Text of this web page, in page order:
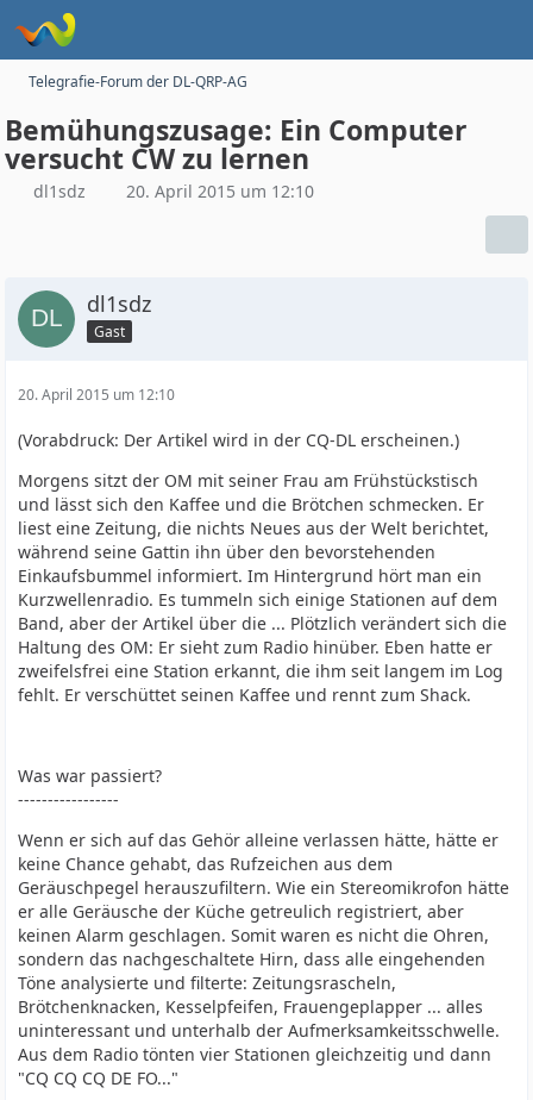
Telegrafie-Forum der DL-QRP-AG
Bemühungszusage: Ein Computer
versucht CW zu lernen
dl1sdz 20. April 2015 um 12:10
dl1sdz
Gast
20. April 2015 um 12:10
(Vorabdruck: Der Artikel wird in der CQ-DL erscheinen.)
Morgens sitzt der OM mit seiner Frau am Frühstückstisch
und lässt sich den Kaffee und die Brötchen schmecken. Er
liest eine Zeitung, die nichts Neues aus der Welt berichtet,
während seine Gattin ihn über den bevorstehenden
Einkaufsbummel informiert. Im Hintergrund hört man ein
Kurzwellenradio. Es tummeln sich einige Stationen auf dem
Band, aber der Artikel über die ... Plötzlich verändert sich die
Haltung des OM: Er sieht zum Radio hinüber. Eben hatte er
zweifelsfrei eine Station erkannt, die ihm seit langem im Log
fehlt. Er verschüttet seinen Kaffee und rennt zum Shack.
Was war passiert?
-----------------
Wenn er sich auf das Gehör alleine verlassen hätte, hätte er
keine Chance gehabt, das Rufzeichen aus dem
Geräuschpegel herauszufiltern. Wie ein Stereomikrofon hätte
er alle Geräusche der Küche getreulich registriert, aber
keinen Alarm geschlagen. Somit waren es nicht die Ohren,
sondern das nachgeschaltete Hirn, dass alle eingehenden
Töne analysierte und filterte: Zeitungsrascheln,
Brötchenknacken, Kesselpfeifen, Frauengeplapper ... alles
uninteressant und unterhalb der Aufmerksamkeitsschwelle.
Aus dem Radio tönten vier Stationen gleichzeitig und dann
"CQ CQ CQ DE FO..."